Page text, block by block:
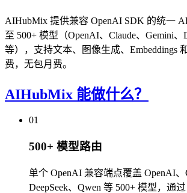
AIHubMix 提供兼容 OpenAI SDK 的统一
至 500+ 模型（OpenAI、Claude、Gemini、
等），支持文本、图像生成、Embeddings
费，无包月费。
AIHubMix 能做什么？
01
500+ 模型路由
单个 OpenAI 兼容端点覆盖 OpenAI、
DeepSeek、Qwen 等 500+ 模型，通过